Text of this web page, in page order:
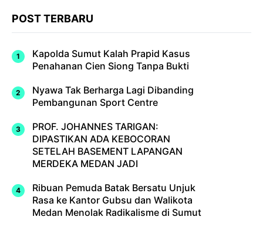
POST TERBARU
Kapolda Sumut Kalah Prapid Kasus
Penahanan Cien Siong Tanpa Bukti
Nyawa Tak Berharga Lagi Dibanding
Pembangunan Sport Centre
PROF. JOHANNES TARIGAN:
DIPASTIKAN ADA KEBOCORAN
SETELAH BASEMENT LAPANGAN
MERDEKA MEDAN JADI
Ribuan Pemuda Batak Bersatu Unjuk
Rasa ke Kantor Gubsu dan Walikota
Medan Menolak Radikalisme di Sumut